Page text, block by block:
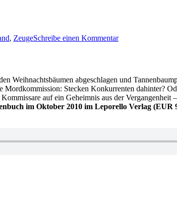
, ZeugeSchreibe einen Kommentar627:
Blutsäule
Weihnachtsbäumen abgeschlagen und
Stecken Konkurrenten dahinter?
auf ein Geheimnis aus der Vergangenheit
im Oktober 2010 im Leporello Verlag (EUR